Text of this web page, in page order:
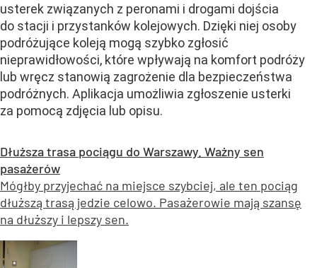
usterek związanych z peronami i drogami dojścia
do stacji i przystanków kolejowych. Dzięki niej osoby
podróżujące koleją mogą szybko zgłosić
nieprawidłowości, które wpływają na komfort podróży
lub wręcz stanowią zagrożenie dla bezpieczeństwa
podróżnych. Aplikacja umożliwia zgłoszenie usterki
za pomocą zdjęcia lub opisu.
Dłuższa trasa pociągu do Warszawy. Ważny sen
pasażerów
Mógłby przyjechać na miejsce szybciej, ale ten pociąg
dłuższą trasą jedzie celowo. Pasażerowie mają szansę
na dłuższy i lepszy sen.